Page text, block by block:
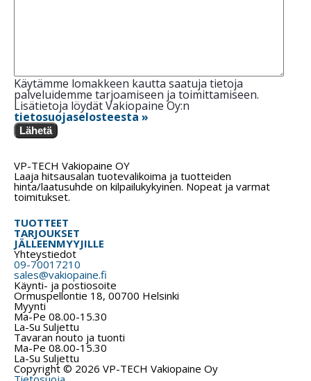
Käytämme lomakkeen kautta saatuja tietoja
palveluidemme tarjoamiseen ja toimittamiseen.
Lisätietoja löydät Vakiopaine Oy:n
tietosuojaselosteesta »
Lähetä
VP-TECH Vakiopaine OY
Laaja hitsausalan tuotevalikoima ja tuotteiden
hinta/laatusuhde on kilpailukykyinen. Nopeat ja varmat
toimitukset.
TUOTTEET
TARJOUKSET
JÄLLEENMYYJILLE
Yhteystiedot
09-70017210
sales@vakiopaine.fi
Käynti- ja postiosoite
Ormuspellontie 18, 00700 Helsinki
Myynti
Ma-Pe 08.00-15.30
La-Su Suljettu
Tavaran nouto ja tuonti
Ma-Pe 08.00-15.30
La-Su Suljettu
Copyright © 2026 VP-TECH Vakiopaine Oy